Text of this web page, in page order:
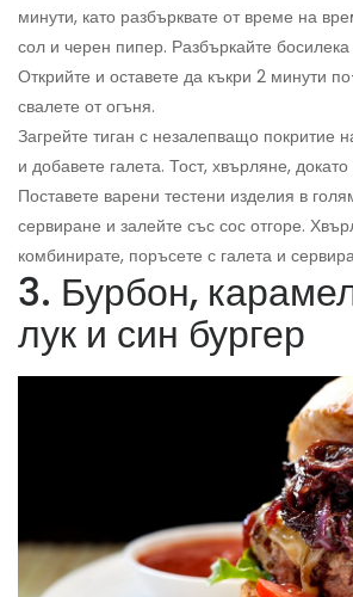
минути, като разбърквате от време на
сол и черен пипер. Разбъркайте
Открийте и оставете да къкри 2 минути
свалете от огъня.
Загрейте тиган с незалепващо покритие
и добавете галета. Тост, хвърляне,
Поставете варени тестени изделия в
сервиране и залейте със сос отгоре.
комбинирате, поръсете с галета и
3. Бурбон,
лук и син бургер